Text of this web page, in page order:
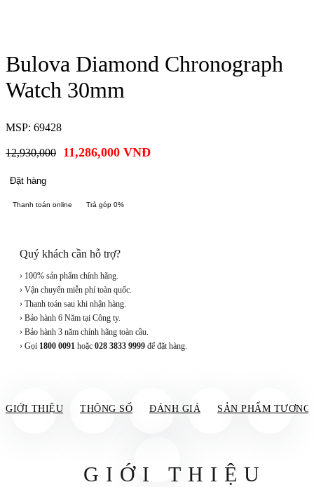
Bulova Diamond Chronograph
Watch 30mm
MSP: 69428
12,930,000 11,286,000 VNĐ
Đặt hàng
Thanh toán online Trả góp 0%
Quý khách cần hỗ trợ?
› 100% sản phẩm chính hãng.
› Vận chuyển miễn phí toàn quốc.
› Thanh toán sau khi nhận hàng.
› Bảo hành 6 Năm tại Công ty.
› Bảo hành 3 năm chính hãng toàn cầu.
› Gọi 1800 0091 hoặc 028 3833 9999 để đặt hàng.
GIỚI THIỆU THÔNG SỐ ĐÁNH GIÁ SẢN PHẨM TƯƠNG
GIỚI THIỆU